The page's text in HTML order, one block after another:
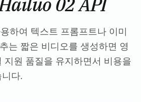
하여 텍스트 프롬프트나 이미
는 짧은 비디오를 생성하면 영
지원 품질을 유지하면서 비용을
다.